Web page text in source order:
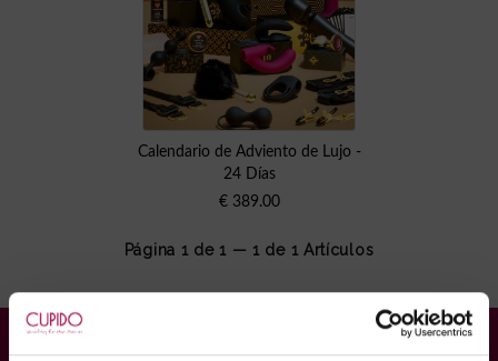
Calendario de Adviento de Lujo -
24 Días
€ 389.00
Página 1 de 1 — 1 de 1 Artículos